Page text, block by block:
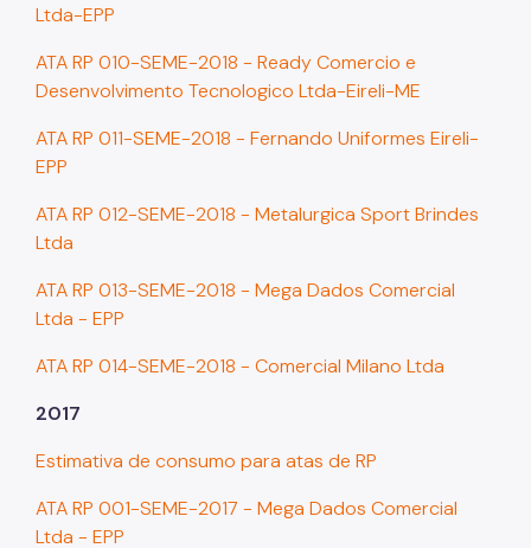
Ltda-EPP
ATA RP 010-SEME-2018 - Ready Comercio e
Desenvolvimento Tecnologico Ltda-Eireli-ME
ATA RP 011-SEME-2018 - Fernando Uniformes Eireli-
EPP
ATA RP 012-SEME-2018 - Metalurgica Sport Brindes
Ltda
ATA RP 013-SEME-2018 - Mega Dados Comercial
Ltda - EPP
ATA RP 014-SEME-2018 - Comercial Milano Ltda
2017
Estimativa de consumo para atas de RP
ATA RP 001-SEME-2017 - Mega Dados Comercial
Ltda - EPP